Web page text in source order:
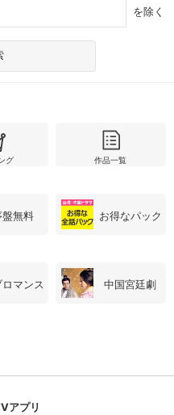
を除く
グ 作品一覧
盤無料 お得なパック
ロマンス 中国宮廷劇
アプリ